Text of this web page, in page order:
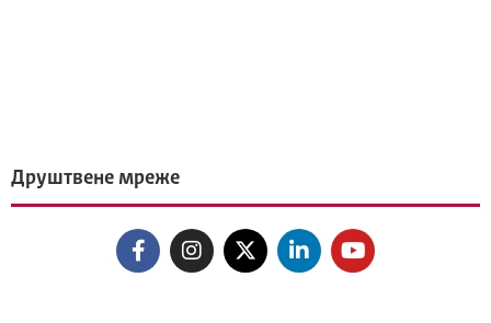
Друштвене мреже